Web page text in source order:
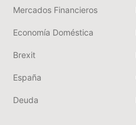
Mercados Financieros
Economía Doméstica
Brexit
España
Deuda